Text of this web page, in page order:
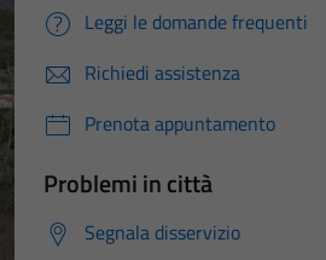
Leggi le domande frequenti
Richiedi assistenza
Prenota appuntamento
Problemi in città
Segnala disservizio